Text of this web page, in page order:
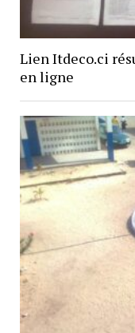
Lien Itdeco.ci
en ligne